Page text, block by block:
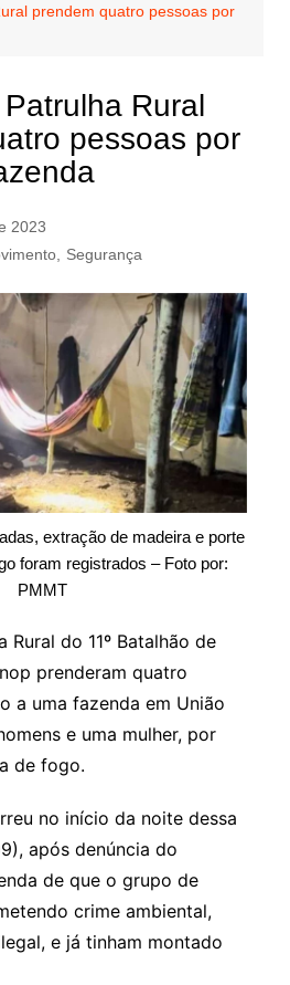
prendem quatro pessoas por
Rural
pessoas por
2023
, Segurança
extração de madeira e porte
foram registrados – Foto por:
PMMT
Rural do 11º Batalhão de
prenderam quatro
a uma fazenda em União
e uma mulher, por
de fogo.
no início da noite dessa
após denúncia do
de que o grupo de
crime ambiental,
e já tinham montado